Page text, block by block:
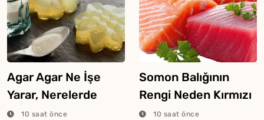
Agar Agar Ne İşe
Yarar, Nerelerde
Kullanılır?
10 saat önce
Somon Balığının
Rengi Neden Kırmızı
Veya Pembe Olur?
10 saat önce